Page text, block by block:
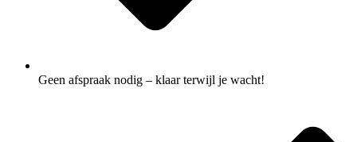
Geen afspraak nodig – klaar terwijl je wacht!